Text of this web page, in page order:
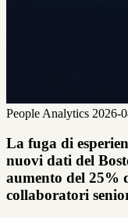
People Analytics 2026-
La fuga di
nuovi dati del
aumento del 25%
collaboratori